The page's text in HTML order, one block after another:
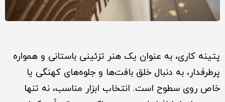
پتینه کاری، به عنوان یک هنر تزئینی باستانی و همواره
پرطرفدار، به دنبال خلق بافت‌ها و جلوه‌های کهنگی یا
خاص روی سطوح است. انتخاب ابزار مناسب، نه تنها